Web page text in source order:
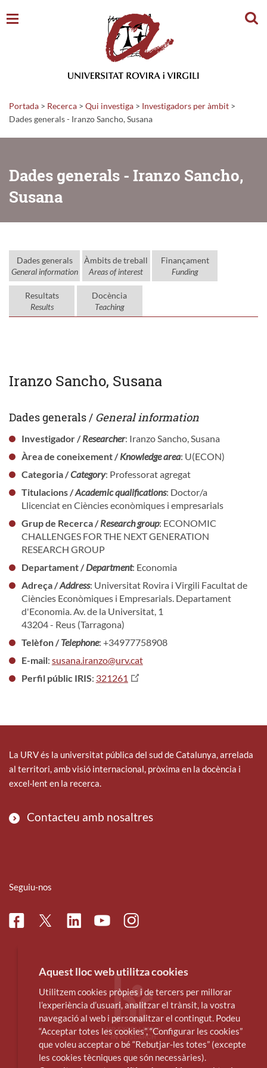
Portada > Recerca > Qui investiga > Investigadors per àmbit >
Dades generals - Iranzo Sancho, Susana
Dades generals - Iranzo Sancho,
Susana
Dades generals
General information
Àmbits de treball
Areas of interest
Finançament
Funding
Resultats
Results
Docència
Teaching
Iranzo Sancho, Susana
Dades generals / General information
Investigador /Researcher: Iranzo Sancho, Susana
Àrea de coneixement /Knowledge area: U(ECON)
Categoria /Category: Professorat agregat
Titulacions /Academic qualifications: Doctor/a
Llicenciat en Ciències econòmiques i empresarials
Grup de Recerca /Research group: ECONOMIC
CHALLENGES FOR THE NEXT GENERATION
RESEARCH GROUP
Departament /Department: Economia
Adreça /Address: Universitat Rovira i Virgili Facultat de
Ciències Econòmiques i Empresarials. Departament
d'Economia. Av. de la Universitat, 1
43204 - Reus (Tarragona)
Telèfon /Telephone: +34977758908
E-mail: susana.iranzo@urv.cat
Perfil públic IRIS: 321261
La URV és la universitat pública del sud de Catalunya, arrelada
al territori, amb visió internacional, pròxima en la docència i
excel·lent en la recerca.
Contacteu amb nosaltres
Seguiu-nos
FacebookTwitterLinkedinYoutubeInstagram
Aquest lloc web utilitza cookies
Utilitzem cookies pròpies i de tercers per millorar
l’experiència d’usuari, analitzar el trànsit, la vostra
navegació al web i personalitzar el contingut. Podeu
“Acceptar totes les cookies”, “Configurar les cookies”
que voleu acceptar o bé “Rebutjar-les totes” (excepte
les cookies tècniques que són necessàries).